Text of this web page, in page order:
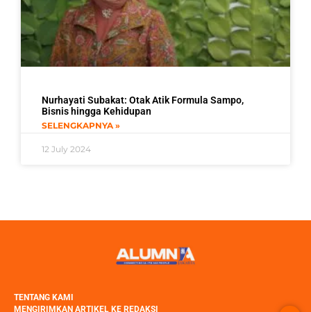
Nurhayati Subakat: Otak Atik Formula Sampo,
Bisnis hingga Kehidupan
SELENGKAPNYA »
12 July 2024
TENTANG KAMI
MENGIRIMKAN ARTIKEL KE REDAKSI